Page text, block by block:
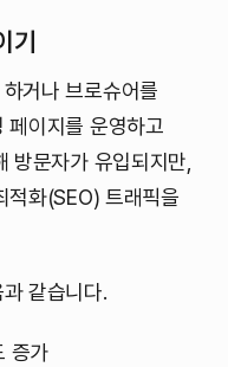
기
거나 브로슈어를
페이지를 운영하고
방문자가 유입되지만,
적화(SEO) 트래픽을
같습니다.
증가